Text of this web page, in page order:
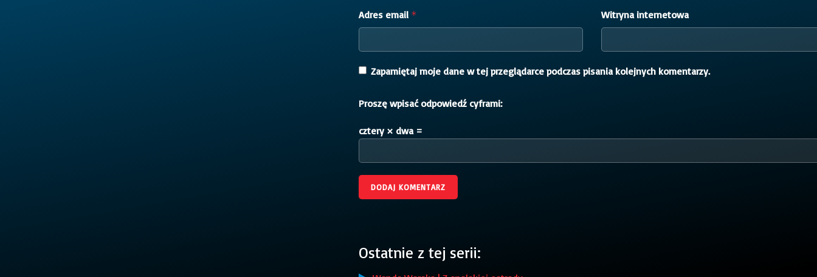
Adres email * Witryna internetowa
Zapamiętaj moje dane w tej przeglądarce podczas pisania kolejnych komentarzy.
Proszę wpisać odpowiedź cyframi:
cztery × dwa =
Ostatnie z tej serii: